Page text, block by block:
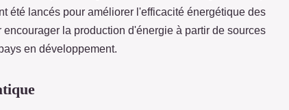
été lancés pour améliorer l'efficacité énergétique des
encourager la production d'énergie à partir de sources
en développement.